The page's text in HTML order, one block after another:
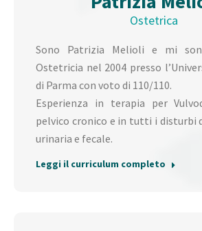
Ostetrica
Sono Patrizia Melioli e mi
Ostetricia nel 2004 presso
di Parma con voto di 110/110.
Esperienza in terapia per
pelvico cronico e in tutti i disturbi
urinaria e fecale.
Leggi il curriculum completo